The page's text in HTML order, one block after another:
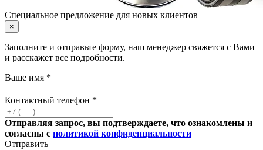
Специальное предложение для новых клиентов
×
Заполните и отправьте форму, наш менеджер свяжется с Вами
и расскажет все подробности.
Ваше имя *
Контактный телефон *
Отправляя запрос, вы подтверждаете, что ознакомлены и
согласны с политикой конфиденциальности
Отправить